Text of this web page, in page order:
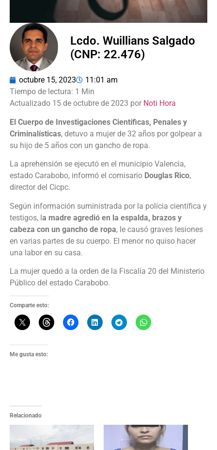
Lcdo. Wuillians Salgado
(CNP: 22.476)
octubre 15, 2023 11:01 am
Actualizado 15 de octubre de 2023 por Noti Hora
El Cuerpo de Investigaciones Científicas, Penales y
Criminalísticas, detuvo a mujer de 32 años por golpear a
su hijo de 5 años con un gancho de ropa.
La aprehensión se ejecutó en el municipio Valencia,
estado Carabobo, informó el comisario Douglas Rico,
director del Cicpc.
Según información suministrada por la polícia científica y
testigos, la madre agredió en la espalda, brazos y
cabeza con un gancho de ropa, le causó graves lesiones
en varias partes de su cuerpo. El menor no quiso hacer
una labor en su casa.
La mujer quedó a la orden de la Fiscalía 20 del Ministerio
Público del estado Carabobo.
Comparte esto:
Me gusta esto:
Relacionado